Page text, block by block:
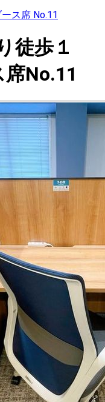
ス席 No.11
徒歩１
No.11